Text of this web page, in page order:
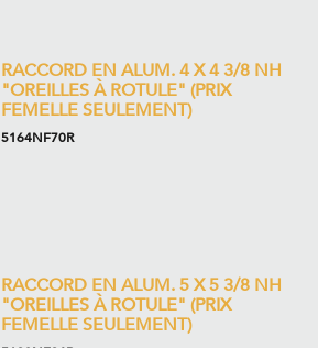
RACCORD EN ALUM. 4 X 4 3/8 NH
"OREILLES À ROTULE" (PRIX
FEMELLE SEULEMENT)
5164NF70R
RACCORD EN ALUM. 5 X 5 3/8 NH
"OREILLES À ROTULE" (PRIX
FEMELLE SEULEMENT)